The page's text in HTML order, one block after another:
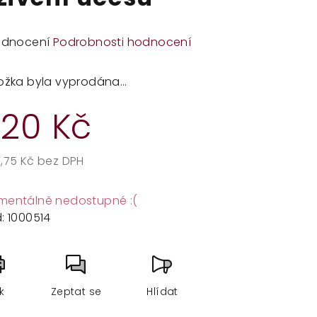
Podrobnosti hodnocení
byla vyprodána…
Kč
Kč bez DPH
nedostupné :(
1000514
Zeptat se Hlídat